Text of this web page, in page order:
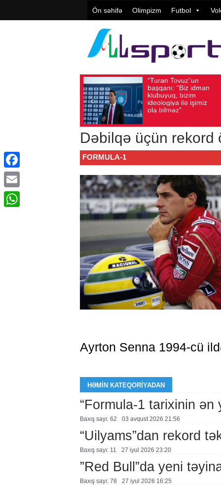
Ön səhifə Olimpizm Futbol
“Turan Tovuz”un
başqanı: “Biz idman
klubuyuq, bizim
ideologiya ilə işimiz
ola bilməz”
Baxış sayı: 187 Avqust
Dəbilqə üçün rekord
FORMULA-1
Ayrton Senna 1994-cü
HƏMIN KATEQORIYADAN
“Formula-1 tarixinin ən
Baxış sayı: 62 03 avqust 2026 21:56
“Uilyams”dan rekord
Baxış sayı: 11 27 i̇yul 2026 23:20
”Red Bull”da yeni
Baxış sayı: 78 27 i̇yul 2026 16:25
Facebook
Email